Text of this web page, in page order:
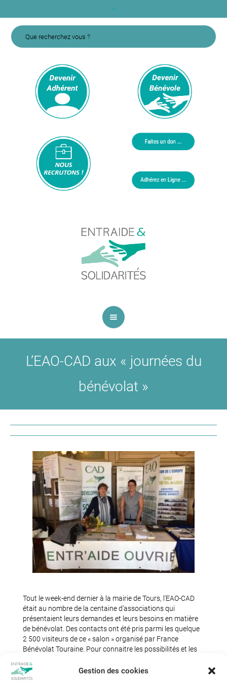
Gestion des cookies
L’EAO-CAD aux « journées du
bénévolat »
Tout le week-end dernier à la mairie de Tours, l’EAO-CAD
était au nombre de la centaine d’associations qui
présentaient leurs demandes et leurs besoins en matière
de bénévolat. Des contacts ont été pris parmi les quelque
2 500 visiteurs de ce « salon » organisé par France
Bénévolat Touraine. Pour connaitre les possibilités et les
(colonne de droite), « Devenir bénévoles à l’EAO-CAD ».